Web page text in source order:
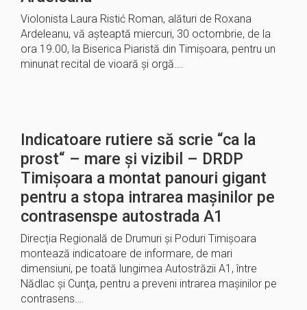
Violonista Laura Ristić Roman, alături de Roxana
Ardeleanu, vă așteaptă miercuri, 30 octombrie, de la
ora 19.00, la Biserica Piaristă din Timișoara, pentru un
minunat recital de vioară și orgă….
Indicatoare rutiere să scrie “ca la
prost“ – mare și vizibil – DRDP
Timișoara a montat panouri gigant
pentru a stopa intrarea mașinilor pe
contrasenspe autostrada A1
Direcția Regională de Drumuri şi Poduri Timișoara
montează indicatoare de informare, de mari
dimensiuni, pe toată lungimea Autostrăzii A1, între
Nădlac şi Cunţa, pentru a preveni intrarea mașinilor pe
contrasens….